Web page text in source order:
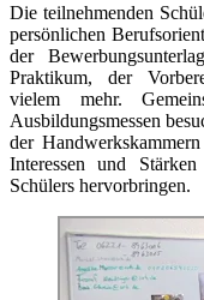
Die teilnehmenden
persönlichen
der
Praktikum, der
vielem mehr.
Ausbildungsmessen
der
Interessen und
Schülers hervorbringen.